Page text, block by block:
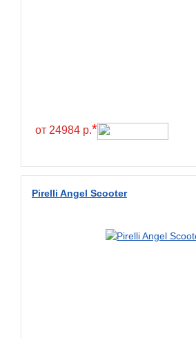
от 24984 р.*
Pirelli Angel Scooter